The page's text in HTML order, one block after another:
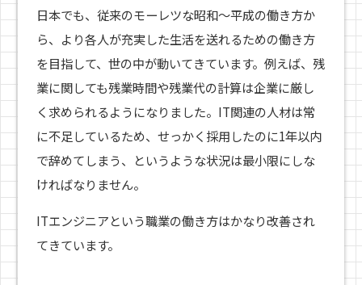
日本でも、従来のモーレツな昭和〜平成の働き方か
ら、より各人が充実した生活を送れるための働き方
を目指して、世の中が動いてきています。例えば、残
業に関しても残業時間や残業代の計算は企業に厳し
く求められるようになりました。IT関連の人材は常
に不足しているため、せっかく採用したのに1年以内
で辞めてしまう、というような状況は最小限にしな
ければなりません。
ITエンジニアという職業の働き方はかなり改善され
てきています。